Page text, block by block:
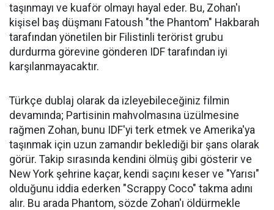
taşınmayı ve kuaför olmayı hayal eder. Bu, Zohan'ı
kişisel baş düşmanı Fatoush "the Phantom" Hakbarah
tarafından yönetilen bir Filistinli terörist grubu
durdurma görevine gönderen IDF tarafından iyi
karşılanmayacaktır.
Türkçe dublaj olarak da izleyebileceğiniz filmin
devamında; Partisinin mahvolmasına üzülmesine
rağmen Zohan, bunu IDF'yi terk etmek ve Amerika'ya
taşınmak için uzun zamandır beklediği bir şans olarak
görür. Takip sırasında kendini ölmüş gibi gösterir ve
New York şehrine kaçar, kendi saçını keser ve "Yarısı"
olduğunu iddia ederken "Scrappy Coco" takma adını
alır. Bu arada Phantom, sözde Zohan'ı öldürmekle